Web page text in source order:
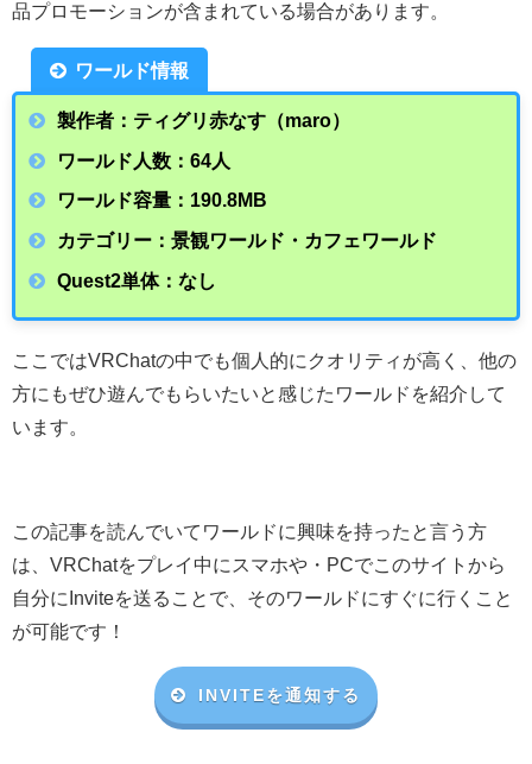
品プロモーションが含まれている場合があります。
ワールド情報
製作者：ティグリ赤なす（maro）
ワールド人数：64人
ワールド容量：190.8MB
カテゴリー：景観ワールド・カフェワールド
Quest2単体：なし
ここではVRChatの中でも個人的にクオリティが高く、他の
方にもぜひ遊んでもらいたいと感じたワールドを紹介して
います。
この記事を読んでいてワールドに興味を持ったと言う方
は、VRChatをプレイ中にスマホや・ PCでこのサイトから
自分に Inviteを送ることで、そのワールドにすぐに行くこと
が可能です！
INVITEを通知する